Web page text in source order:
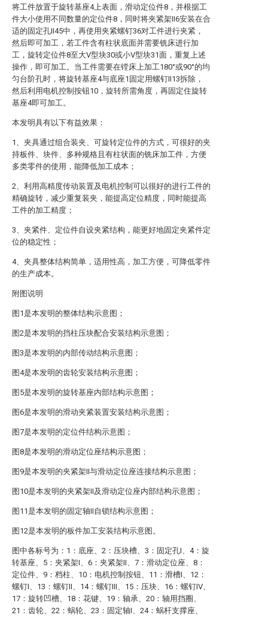
将工件放置于旋转基座4上表面，滑动定位件8，并根据工
件大小使用不同数量的定位件8，同时将夹紧架II6安装在合
适的固定孔II45中，再使用夹紧螺钉36对工件进行夹紧，
然后即可加工，若工件含有柱状底面并需要铣床进行加
工，旋转定位件8至大V型块30或小V型块31面，重复上述
操作，即可加工。当工件需要在镗床上加工180°或90°的均
匀台阶孔时，将旋转基座4与底座1固定用螺钉II13拆除，
然后利用电机控制按钮10，旋转所需角度，再固定住旋转
基座4即可加工。
本发明具有以下有益效果：
1、夹具通过组合装夹、可旋转定位件的方式，可很好的夹
持板件、块件、多种规格且有柱状面的铣床加工件，方便
多类零件的使用，能降低加工成本；
2、利用高精度传动装置及电机控制可以很好的进行工件的
精确旋转，减少重复装夹，能提高定位精度，同时能提高
工件的加工精度；
3、夹紧件、定位件自设夹紧结构，能更好地固定夹紧件定
位的稳定性；
4、夹具整体结构简单，适用性高，加工方便，可降低零件
的生产成本。
附图说明
图1是本发明的整体结构示意图；
图2是本发明的挡柱压块配合安装结构示意图；
图3是本发明的内部传动结构示意图；
图4是本发明的齿轮安装结构示意图；
图5是本发明的旋转基座内部结构示意图；
图6是本发明的滑动夹紧装置安装结构示意图；
图7是本发明的定位件结构示意图；
图8是本发明的滑动定位座结构示意图；
图9是本发明的夹紧架II与滑动定位座连接结构示意图；
图10是本发明的夹紧架II及滑动定位座内部结构示意图；
图11是本发明的固定轴II自锁结构示意图；
图12是本发明的板件加工安装结构示意图。
图中各标号为：1：底座、2：压块槽、3：固定孔I、4：旋
转基座、5：夹紧架I、6：夹紧架II、7：滑动定位座、8：
定位件、9：档柱、10：电机控制按钮、11：滑槽I、12：
螺钉I、13：螺钉II、14：螺钉III、15：压块、16：螺钉IV、
17：旋转凹槽、18：花键、19：轴承、20：轴用挡圈、
21：齿轮、22：蜗轮、23：固定轴I、24：蜗杆支撑座、